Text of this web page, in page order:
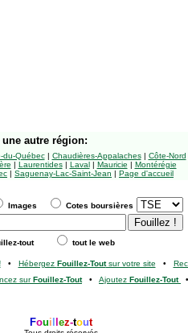
une autre région:
du-Québec| Chaudières-Appalaches| Côte-Nord
| Laurentides| Laval| Mauricie | Montérégie
| Saguenay-Lac-Saint-Jean | Page d'accueil
Images Cotes boursières
tout tout le web
• Hébergez Fouillez-Toutsur votre site •
surFouillez-Tout• Ajoutez Fouillez-Tout
Foui ez-tout